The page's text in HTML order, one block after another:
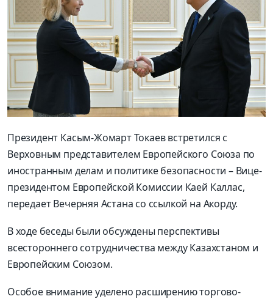
Президент Касым-Жомарт Токаев встретился с
Верховным представителем Европейского Союза по
иностранным делам и политике безопасности – Вице-
президентом Европейской Комиссии Каей Каллас,
передает Вечерняя Астана со ссылкой на Акорду.
В ходе беседы были обсуждены перспективы
всестороннего сотрудничества между Казахстаном и
Европейским Союзом.
Особое внимание уделено расширению торгово-